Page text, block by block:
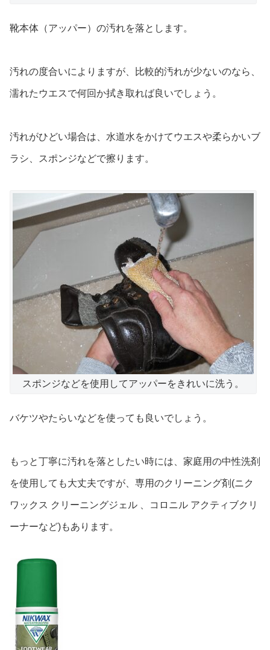
靴本体（アッパー）の汚れを落とします。
汚れの度合いによりますが、比較的汚れが少ないのなら、
濡れたウエスで何回か拭き取れば良いでしょう。
汚れがひどい場合は、水道水をかけてウエスや柔らかいブ
ラシ、スポンジなどで擦ります。
スポンジなどを使用してアッパーをきれいに洗う。
バケツやたらいなどを使っても良いでしょう。
もっと丁寧に汚れを落としたい時には、家庭用の中性洗剤
を使用しても大丈夫ですが、専用のクリーニング剤(ニク
ワックス クリーニングジェル 、コロニル アクティブクリ
ーナーなど)もあります。